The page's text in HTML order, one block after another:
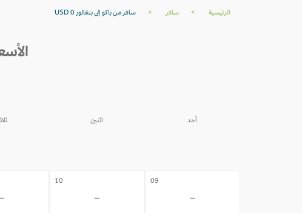
الرئيسية > سافر > سافر من باكو إلى بنغالور USD 0
أحد اثنين
09
-
10
-